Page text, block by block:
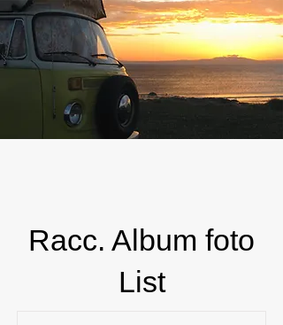
Racc. Album foto
List